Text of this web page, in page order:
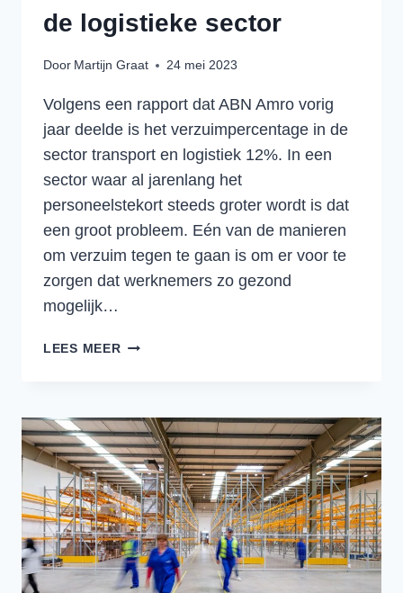
de logistieke sector
Door Martijn Graat 24 mei 2023
Volgens een rapport dat ABN Amro vorig
jaar deelde is het verzuimpercentage in de
sector transport en logistiek 12%. In een
sector waar al jarenlang het
personeelstekort steeds groter wordt is dat
een groot probleem. Eén van de manieren
om verzuim tegen te gaan is om er voor te
zorgen dat werknemers zo gezond
mogelijk…
LEES MEERVITALITEIT
VAN
DE
LOGISTIEKE
SECTOR